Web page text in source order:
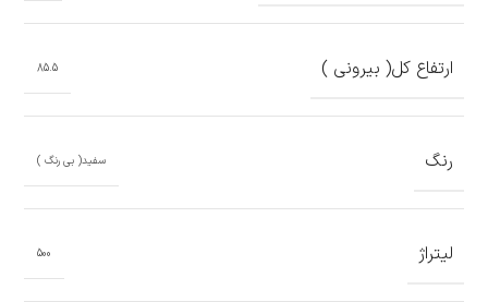
ارتفاع کل( بیرونی ) 85.5
رنگ سفید( بی رنگ )
لیتراژ 500